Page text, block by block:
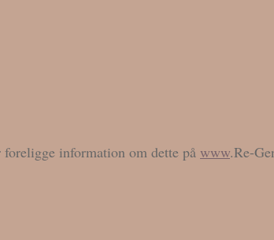
information om dette på www.Re-